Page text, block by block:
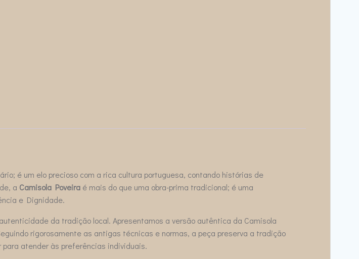
é um elo precioso com a rica cultura portuguesa, contando histórias de
a Camisola Poveira é mais do que uma obra-prima tradicional; é uma
e Dignidade.
da tradição local. Apresentamos a versão autêntica da Camisola
rigorosamente as antigas técnicas e normas, a peça preserva a tradição
atender às preferências individuais.